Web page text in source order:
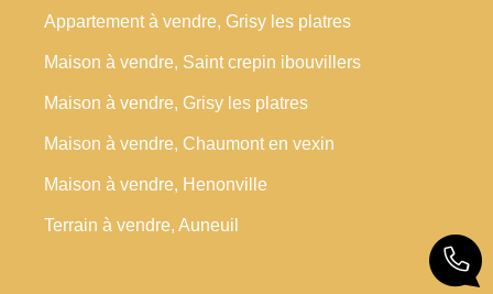
Appartement à vendre, Grisy les platres
Maison à vendre, Saint crepin ibouvillers
Maison à vendre, Grisy les platres
Maison à vendre, Chaumont en vexin
Maison à vendre, Henonville
Terrain à vendre, Auneuil